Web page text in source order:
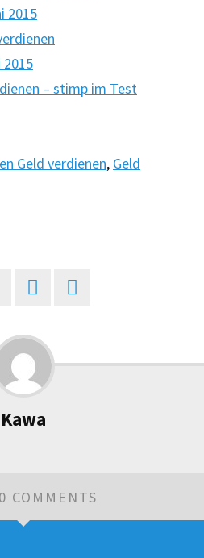
2015
– stimp im Test
Geld verdienen, Geld
 
Kawa
COMMENTS